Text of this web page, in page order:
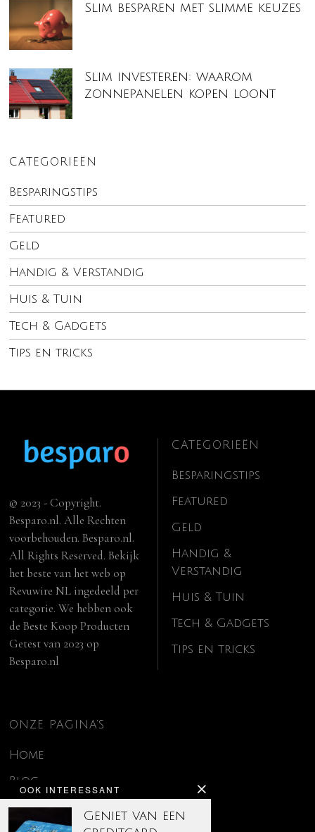
Slim besparen met slimme keuzes
Slim investeren: waarom
zonnepanelen kopen loont
CATEGORIEËN
Besparingstips
Featured
Geld
Handig & Verstandig
Huis & Tuin
Tech & Gadgets
Tips en tricks
OOK INTERESSANT
Geniet van een
© 2023 - Copyright.
Besparo.nl. Alle Rechten
voorbehouden. Besparo.nl.
All Rights Reserved. Bekijk
het beste van het web op
Revuwire NL ingedeeld per
categorie. We hebben ook
deBeste Koop Producten
Getest van 2023 op
Besparo.nl
CATEGORIEËN
Besparingstips
Featured
Geld
Handig &
Verstandig
Huis & Tuin
Tech & Gadgets
Tips en tricks
ONZE PAGINA’S
Home
Blog
Contact